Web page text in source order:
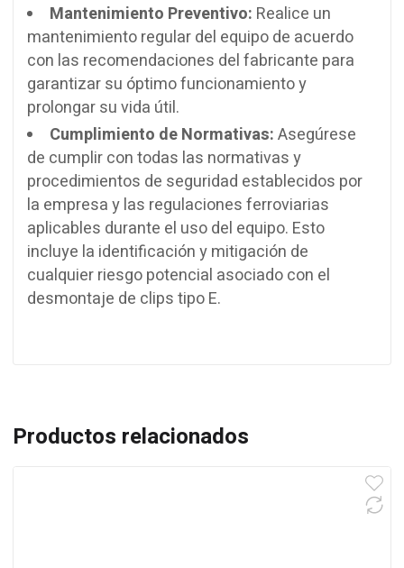
Mantenimiento Preventivo: Realice un
mantenimiento regular del equipo de acuerdo
con las recomendaciones del fabricante para
garantizar su óptimo funcionamiento y
prolongar su vida útil.
Cumplimiento de Normativas:Asegúrese
de cumplir con todas las normativas y
procedimientos de seguridad establecidos por
la empresa y las regulaciones ferroviarias
aplicables durante el uso del equipo. Esto
incluye la identificación y mitigación de
cualquier riesgo potencial asociado con el
desmontaje de clips tipo E.
Productos relacionados